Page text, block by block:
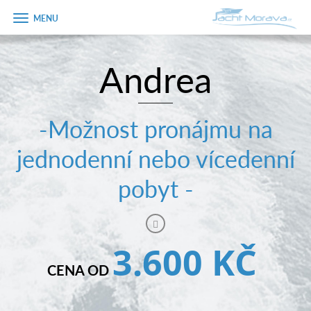
Úvodní strana
Pronájem a ceník
Plán plavby
Tipy na výlet
PRODEJ LODÍ
Zobrazit
menu
Andrea
-Možnost pronájmu na
jednodenní nebo vícedenní
pobyt -
CENA OD3.600 KČ